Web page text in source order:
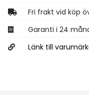
Fri frakt vid köp
Garanti i 24
Länk till